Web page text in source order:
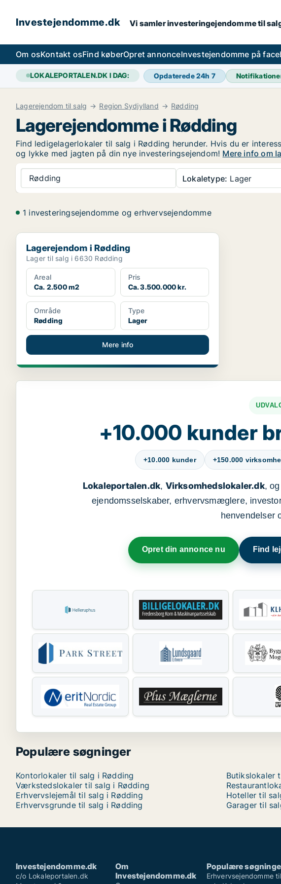
Investejendomme.dk Vi samler investeringejendomme til
Om osKontakt osFind køberOpret annonceInvestejendomme på
LOKALEPORTALEN.DK I DAG: Opdaterede 24h 7
Lagerejendom til salg Region Sydjylland Rødding
Lagerejendomme i Rødding
Find ledigelagerlokaler til salg i Rødding herunder. Hvis du er
og lykke med jagten på din nye investeringsejendom! Mere info om
Rødding Lokaletype: Lager
1 investeringsejendomme og erhvervsejendomme
Lagerejendom i Rødding
Lagerejendom i Rødding
Lager til salg i 6630 Rødding
Areal
Ca. 2.500 m2
Pris
Ca. 3.500.000 kr.
Område
Rødding
Type
Lager
Mere info
+10.000 kunder
+10.000 kunder +150.000
Lokaleportalen.dk, Virksomhedslokaler.dk, og
ejendomsselskaber, erhvervsmæglere,
henvendelser
Opret din annonce nu Find
Populære søgninger
Kontorlokaler til salg i Rødding Butikslokaler
Værkstedslokaler til salg i Rødding
Erhvervslejemål til salg i Rødding
Hoteller til
Erhvervsgrunde til salg i Rødding
Garager til
Investejendomme.dk
c/o Lokaleportalen.dk
Om
Investejendomme.dk
Populære
Erhvervsejendomme til